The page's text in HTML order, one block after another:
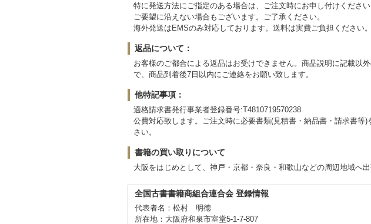
特に発送方法にご指定のある場合は、ご注文時にお申し付けくださ
ご要望に沿えない場合もございます。ご了承ください。
海外発送はEMSのみ対応しております。送料は実費ご負担ください。
返品について：
お客様のご都合による返品はお受けできません。商品説明に記載以
で、商品到着後7日以内にご連絡をお願い致します。
他特記事項：
適格請求書発行事業者登録番号:T4810719570238
公費対応致します。ご注文時に必要書類(見積書・納品書・請求書
さい。
書籍の買い取りについて
大阪をはじめとして、神戸・京都・奈良・和歌山などの周辺地域へ
全国古書書籍商組合連合会 登録情報
代表者名：松村 明徳
所在地：大阪府和泉市室堂5-1-7-807